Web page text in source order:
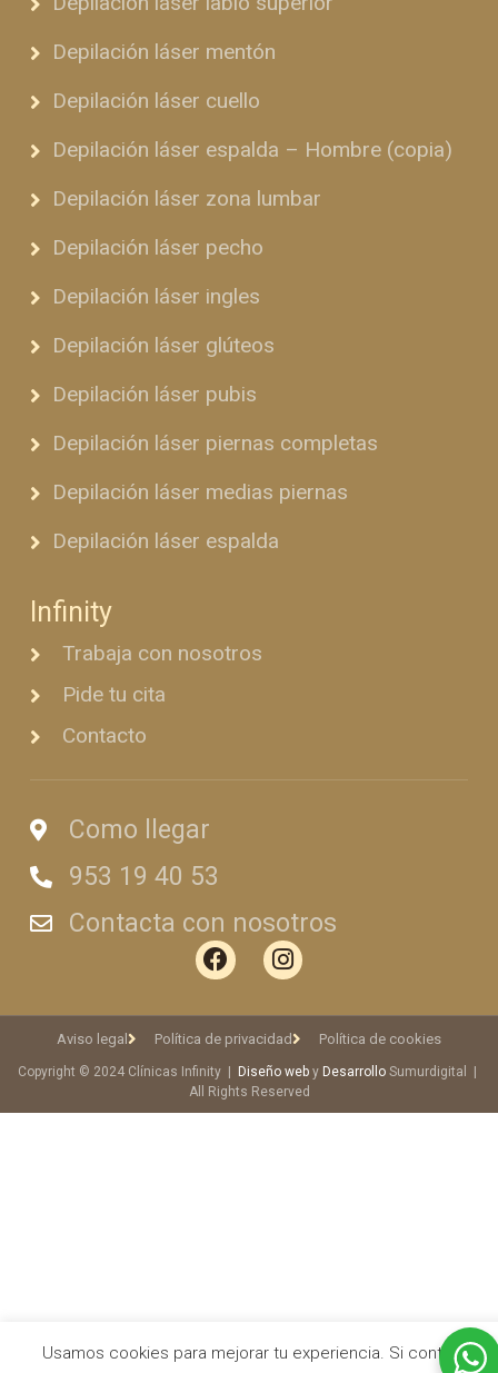
Como llegar
953 19 40 53
Contacta con nosotros
Depilación láser mentón
Depilación láser cuello
Depilación láser espalda – Hombre (copia)
Depilación láser zona lumbar
Depilación láser pecho
Depilación láser ingles
Depilación láser glúteos
Depilación láser pubis
Depilación láser piernas completas
Depilación láser medias piernas
Depilación láser espalda
Infinity
Trabaja con nosotros
Pide tu cita
Contacto
Copyright © 2024 Clínicas Infinity | Diseño web y Desarrollo Sumurdigital |
All Rights Reserved
Aviso legal Política de privacidad Política de cookies
Usamos cookies para mejorar tu experiencia. Si continuas